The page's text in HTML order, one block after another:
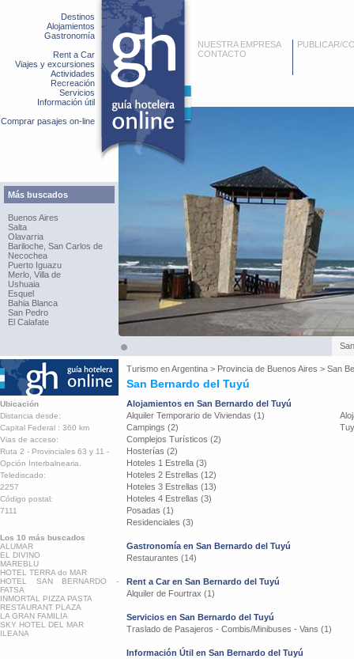
Destinos
Alojamientos
Gastronomía
Rent a Car
Viajes y excursiones
Actividades
Recreación
Servicios
Información útil
Comprar pasajes on-line
Más buscados
Buenos Aires
Salta
Olavarria
Bariloche, San Carlos de
Necochea
Puerto Iguazu
Merlo, Villa de
Ushuaia
Esquel
Bahia Blanca
San Pedro
El Calafate
NUESTRA EMPRESA
CONTACTO
PUBLICAR/
Turismo enArgentina > Provincia de Buenos Aires > San
San Bernardo del Tuyú
Ubicación
Distancia desde:
Capital Federal : 360 km
Vias de acceso:
Ruta 2 - Provinciales 63 y 11 -
Opción Interbalnearia.
Telediscado:
2257
Código postal:
7111
Los 10 más buscados
ALUMAR
EL DIVINO
MAREBLU
HOTEL TERRA do MAR
HOTEL SAN BERNARDO -
FATSA
INMORTAL PIZZA PASTA
RESTAURANT PLAZA
LA GRAN FAMILIA
SKY HOTEL DEL MAR
ILEANA
Alojamientos en San Bernardo del Tuyú
Alquiler Temporario de Viviendas (1)
Campings (2)
Complejos Turísticos (2)
Hosterías (2)
Hoteles 1 Estrella (3)
Hoteles 2 Estrellas (12)
Hoteles 3 Estrellas (13)
Hoteles 4 Estrellas (3)
Posadas (1)
Residenciales (3)
Gastronomía en San Bernardo del Tuyú
Restaurantes (14)
Rent a Car en San Bernardo del Tuyú
Alquiler de Fourtrax (1)
Servicios en San Bernardo del Tuyú
Traslado de Pasajeros - Combis/Minibuses - Vans (1)
Información Útil en San Bernardo del Tuyú